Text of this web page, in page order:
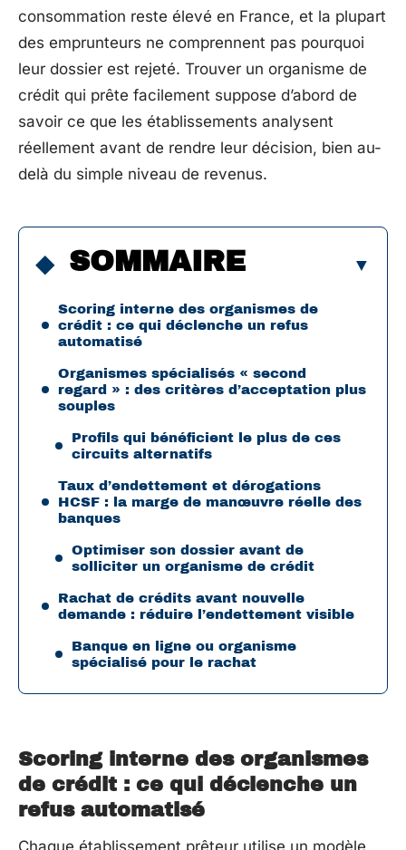
consommation reste élevé en France, et la plupart
des emprunteurs ne comprennent pas pourquoi
leur dossier est rejeté. Trouver un organisme de
crédit qui prête facilement suppose d’abord de
savoir ce que les établissements analysent
réellement avant de rendre leur décision, bien au-
delà du simple niveau de revenus.
SOMMAIRE
Scoring interne des organismes de
crédit : ce qui déclenche un refus
automatisé
Organismes spécialisés « second
regard » : des critères d’acceptation plus
souples
Profils qui bénéficient le plus de ces
circuits alternatifs
Taux d’endettement et dérogations
HCSF : la marge de manœuvre réelle des
banques
Optimiser son dossier avant de
solliciter un organisme de crédit
Rachat de crédits avant nouvelle
demande : réduire l’endettement visible
Banque en ligne ou organisme
spécialisé pour le rachat
Scoring interne des organismes
de crédit : ce qui déclenche un
refus automatisé
Chaque établissement prêteur utilise un modèle